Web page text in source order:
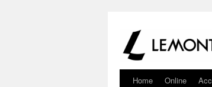
Home Online